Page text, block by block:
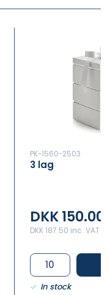
PK-1560-2503
3 lag
DKK 150.00
DKK 187.50 inc. VAT
In stock